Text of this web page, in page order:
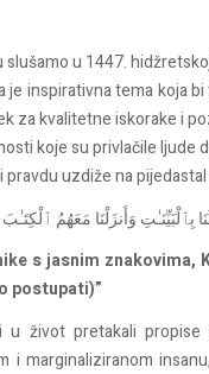
slušamou 1447.
je inspirativnatemakojabi
zakvalitetneiskorakei
koje su privlačile ljude
ipravduuzdiženapijedastal
بِٱلْبَيِّنَـٰتِ وَأَنزَلْنَا مَعَهُمُ ٱلْكِتَـٰبَ
s jasnim znakovima,
postupati)”
i u život pretakali propise
imarginaliziranom insanu